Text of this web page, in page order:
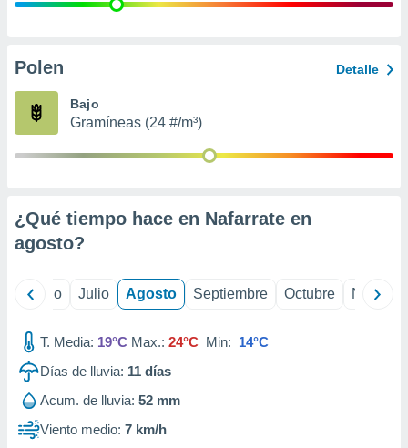
e
publicidad
Polen Detalle
Bajo
Gramíneas (24 #/m³)
¿Qué tiempo hace en Nafarrate en
agosto?
Junio Julio Agosto Septiembre Octubre
T. Media: 19°C Max.: 24°C Min: 14°C
Días de lluvia: 11 días
Acum. de lluvia: 52 mm
Viento medio: 7 km/h